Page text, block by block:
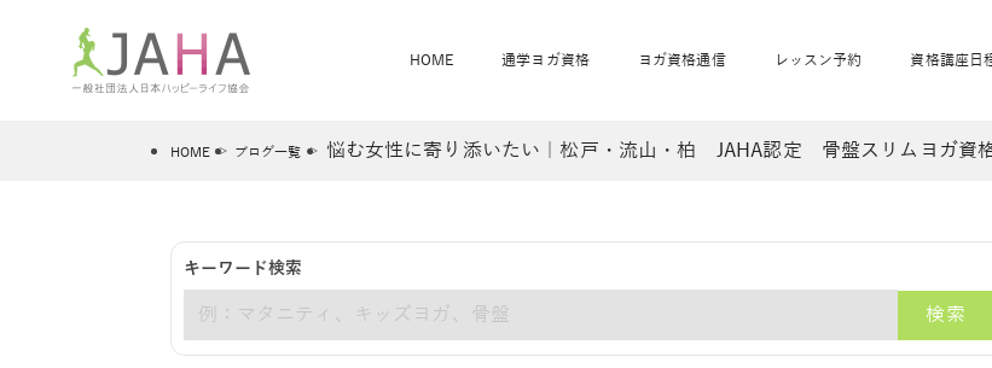
HOME
JAHAについて JAHAヨガスタジオ概要 直営校ブログ
通学ヨガ資格
JAHA資格講座一覧 卒業生の声 養成講座お申込み
リトル＆
エモー
ベビー
美ママ
ヨガ資格通信
骨盤スリムヨガ®通信 ベビママヨガW通信 ベビー「ピラティス＆ヨガ」W通信
レッスン予約
ヨガレッスンカレンダー オンラインヨガ詳細 出張ヨガ・オフィスヨガ
ベビママ
ベビー
資格講座日
全米ヨガRYT200
骨盤スリムヨガ
®
HOME ブログ一覧 悩む女性に寄り添いたい｜松戸・流山・柏 JAHA認定 骨盤スリムヨガ資
キーワード検索
検索